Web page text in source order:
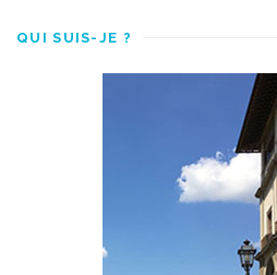
QUI SUIS-JE ?